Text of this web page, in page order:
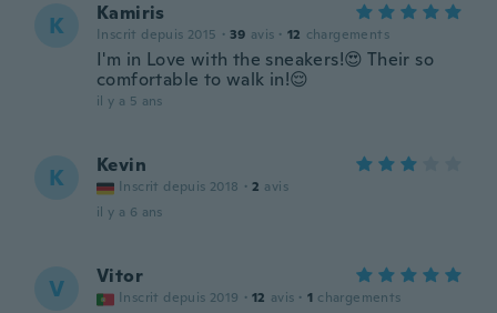
K Kamiris
Inscrit depuis 2015 · 39 avis · 12 chargements
I'm in Love with the sneakers!😍 Their so
comfortable to walk in!😌
il y a 5 ans
K Kevin
Inscrit depuis 2018 · 2 avis
il y a 6 ans
V Vitor
Inscrit depuis 2019 · 12 avis · 1 chargements